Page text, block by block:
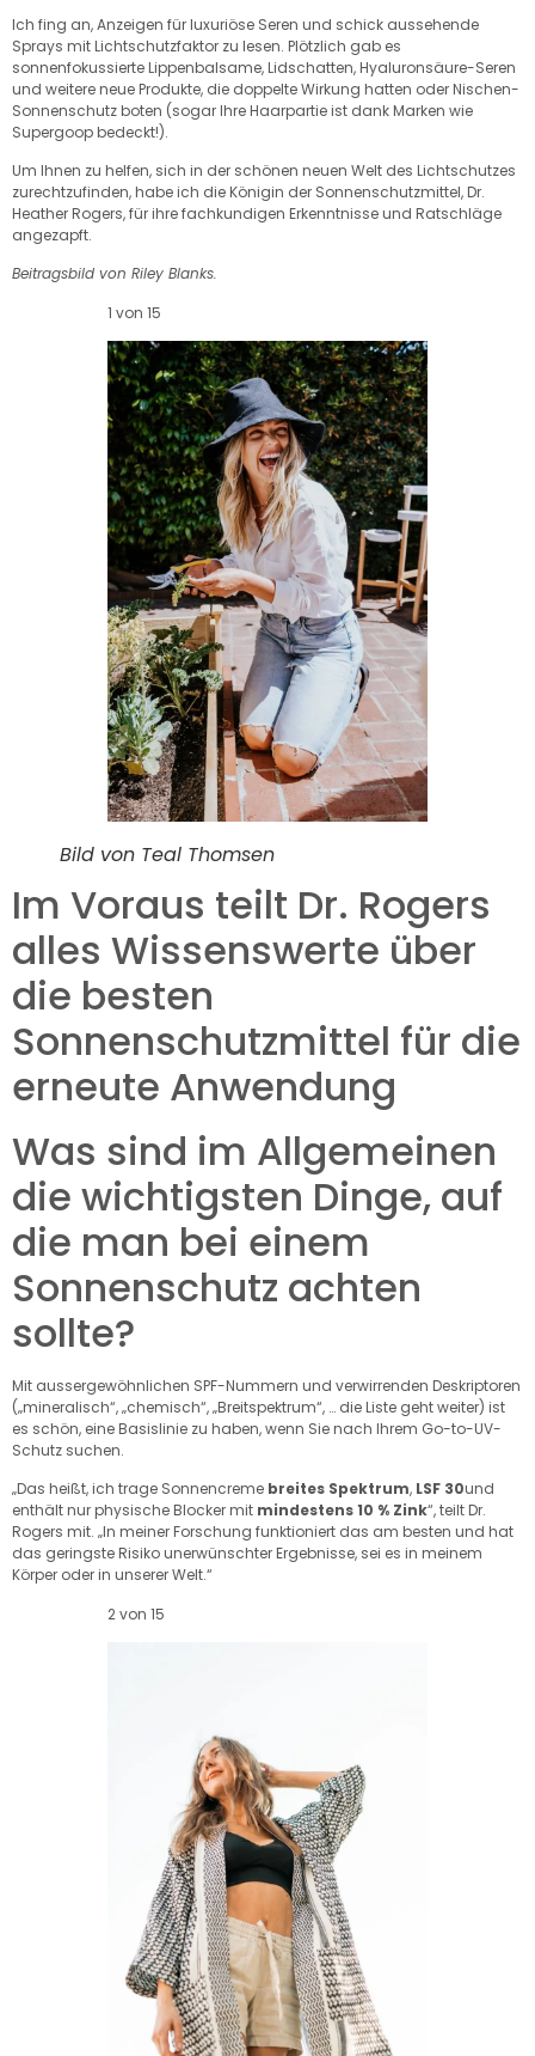
Ich fing an, Anzeigen für luxuriöse Seren und schick aussehende
Sprays mit Lichtschutzfaktor zu lesen. Plötzlich gab es
sonnenfokussierte Lippenbalsame, Lidschatten, Hyaluronsäure-Seren
und weitere neue Produkte, die doppelte Wirkung hatten oder Nischen-
Sonnenschutz boten (sogar Ihre Haarpartie ist dank Marken wie
Supergoop bedeckt!).
Um Ihnen zu helfen, sich in der schönen neuen Welt des Lichtschutzes
zurechtzufinden, habe ich die Königin der Sonnenschutzmittel, Dr.
Heather Rogers, für ihre fachkundigen Erkenntnisse und Ratschläge
angezapft.
Beitragsbild von Riley Blanks.
1 von 15
Bild von Teal Thomsen
Im Voraus teilt Dr. Rogers
alles Wissenswerte über
die besten
Sonnenschutzmittel für die
erneute Anwendung
Was sind im Allgemeinen
die wichtigsten Dinge, auf
die man bei einem
Sonnenschutz achten
sollte?
Mit aussergewöhnlichen SPF-Nummern und verwirrenden Deskriptoren
(„mineralisch“, „chemisch“, „Breitspektrum“, … die Liste geht weiter) ist
es schön, eine Basislinie zu haben, wenn Sie nach Ihrem Go-to-UV-
Schutz suchen.
„Das heißt, ich trage Sonnencreme breites Spektrum, LSF 30und
enthält nur physische Blocker mit mindestens 10 % Zink“, teilt Dr.
Rogers mit. „In meiner Forschung funktioniert das am besten und hat
das geringste Risiko unerwünschter Ergebnisse, sei es in meinem
Körper oder in unserer Welt.“
2 von 15